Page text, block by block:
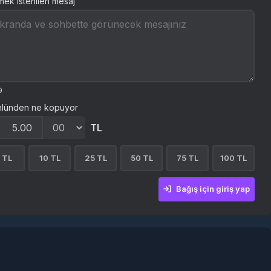
ne kopuyor
TL
TL 10 TL 25 TL 50 TL 75 TL 100 TL
Bağış için giriş yap